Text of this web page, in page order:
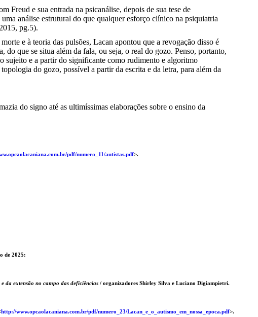
Freud e sua entrada na psicanálise, depois de sua tese de
análise estrutural do que qualquer esforço clínico na psiquiatria
pg.5).
e à teoria das pulsões, Lacan apontou que a revogação disso é
que se situa além da fala, ou seja, o real do gozo. Penso, portanto,
sujeito e a partir do significante como rudimento e algoritmo
do gozo, possível a partir da escrita e da letra, para além da
do signo até as ultimíssimas elaborações sobre o ensino da
pdf/numero_11/autistas.pdf>.
de 2025:
da extensão no campo das deficiências / organizadores Shirley Silva e Luciano Digiampietri.
http://www.opcaolacaniana.com.br/pdf/numero_23/Lacan_e_o_autismo_em_nossa_epoca.pdf>.